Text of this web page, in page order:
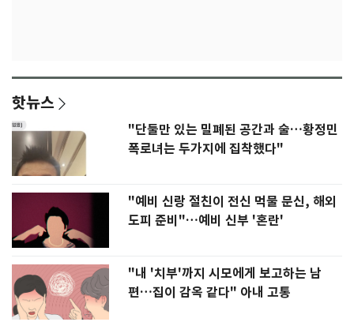
핫뉴스
"단둘만 있는 밀폐된 공간과 술…황정민
폭로녀는 두가지에 집착했다"
"예비 신랑 절친이 전신 먹물 문신, 해외
도피 준비"…예비 신부 '혼란'
"내 '치부'까지 시모에게 보고하는 남
편…집이 감옥 같다" 아내 고통